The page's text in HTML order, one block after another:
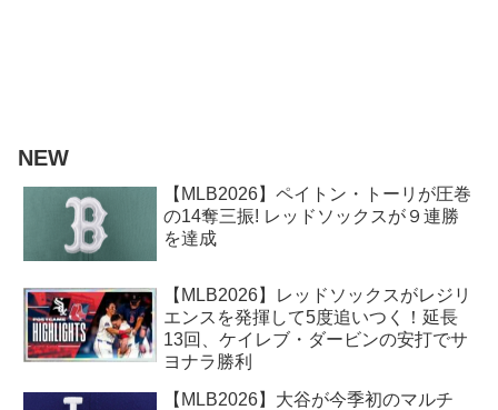
NEW
【MLB2026】ペイトン・トーリが圧巻
の14奪三振! レッドソックスが９連勝
を達成
【MLB2026】レッドソックスがレジリ
エンスを発揮して5度追いつく！延長
13回、ケイレブ・ダービンの安打でサ
ヨナラ勝利
【MLB2026】大谷が今季初のマルチ